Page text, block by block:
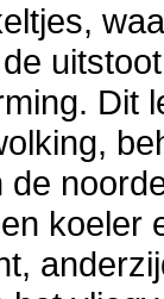
Dit
koeler